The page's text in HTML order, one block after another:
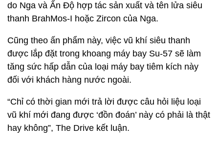
do Nga và Ấn Độ hợp tác sản xuất và tên lửa siêu
thanh BrahMos-I hoặc Zircon của Nga.
Cũng theo ấn phẩm này, việc vũ khí siêu thanh
được lắp đặt trong khoang máy bay Su-57 sẽ làm
tăng sức hấp dẫn của loại máy bay tiêm kích này
đối với khách hàng nước ngoài.
“Chỉ có thời gian mới trả lời được câu hỏi liệu loại
vũ khí mới đang được ‘đồn đoán’ này có phải là thật
hay không”, The Drive kết luận.